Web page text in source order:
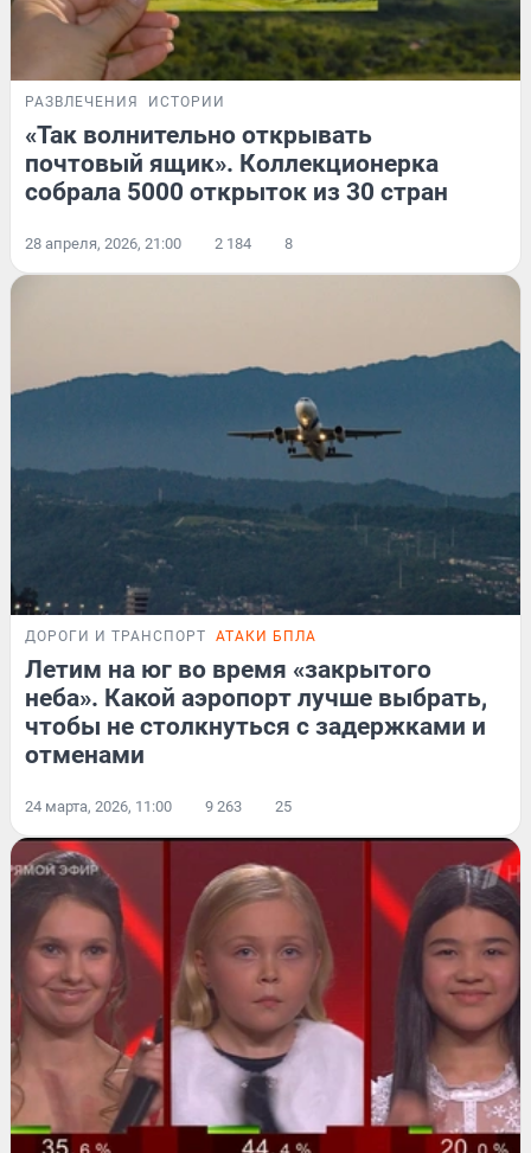
РАЗВЛЕЧЕНИЯ ИСТОРИИ
«Так волнительно открывать
почтовый ящик». Коллекционерка
собрала 5000 открыток из 30 стран
28 апреля, 2026, 21:00 2 184 8
ДОРОГИ И ТРАНСПОРТ АТАКИ БПЛА
Летим на юг во время «закрытого
неба». Какой аэропорт лучше выбрать,
чтобы не столкнуться с задержками и
отменами
24 марта, 2026, 11:00 9 263 25